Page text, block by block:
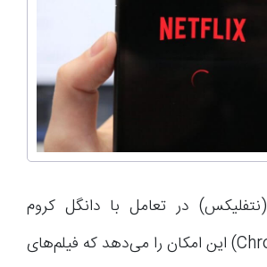
برنامه Netflix (نتفلیکس) در تعامل با دانگل کروم
کست (Chromecast) این امکان را می‌دهد که فیلم‌های